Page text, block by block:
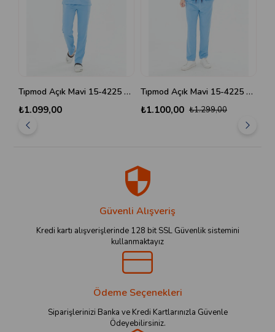
Tıpmod Açık Mavi 15-4225 Likralı Greys Scrubs Takım
₺1.099,00
Tıpmod Açık Mavi 15-4225 Likralı Greys Scrubs Takım
₺1.100,00 ₺1.299,00
Güvenli Alışveriş
Kredi kartı alışverişlerinde 128 bit SSL Güvenlik sistemini
kullanmaktayız
Ödeme Seçenekleri
Siparişlerinizi Banka ve Kredi Kartlarınızla Güvenle
Ödeyebilirsiniz.